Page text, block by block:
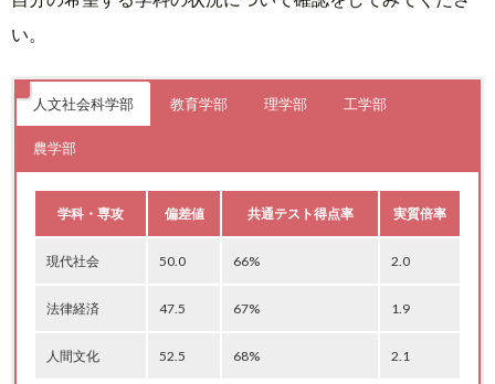
い。
人文社会科学部 教育学部 理学部 工学部
農学部
学科・専攻 偏差値 共通テスト得点率 実質倍率
現代社会 50.0 66% 2.0
法律経済 47.5 67% 1.9
人間文化 52.5 68% 2.1